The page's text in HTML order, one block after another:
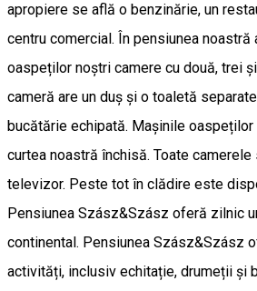
apropiere se află o benzinărie, un
centru comercial. În pensiunea
oaspeților noștri camere cu două, trei
cameră are un duș și o toaletă
bucătărie echipată. Mașinile
curtea noastră închisă. Toate
televizor. Peste tot în clădire este
Pensiunea Szász&Szász oferă zilnic
continental. Pensiunea Szász&Szász
activități, inclusiv echitație, drumeții și